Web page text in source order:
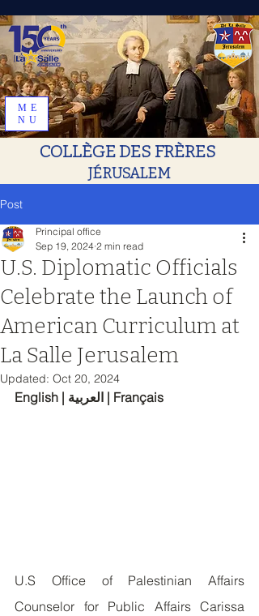
ME
NU
COLLÈGE DES FRÈRES
JÉRUSALEM
Post
U.S. Diplomatic Officials
Celebrate the Launch of
American Curriculum at
La Salle Jerusalem
Principal office
Sep 19, 2024 2 min read
Updated: Oct 20, 2024
English | العربية | Français
U.S Office of Palestinian Affairs
Counselor for Public Affairs Carissa